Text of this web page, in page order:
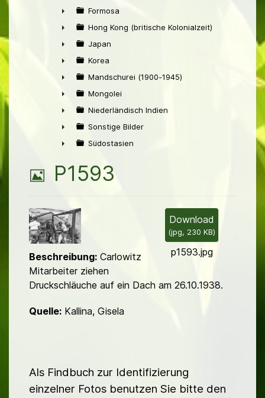
►
►
Formosa
►
Hong Kong (britische Kolonialzeit)
►
Japan
►
Korea
►
Mandschurei (1900-1945)
►
Mongolei
►
Niederländisch Indien
►
Sonstige Bilder
Südostasien
B
l
d
P1593
Download
(jpg, 230 KB)
p1593.jpg
Beschreibung: Carlowitz
Mitarbeiter ziehen
Druckschläuche auf ein Dach am 26.10.1938.
Quelle: Kallina, Gisela
Als Findbuch zur Identifizierung
einzelner Fotos benutzen Sie bitte den